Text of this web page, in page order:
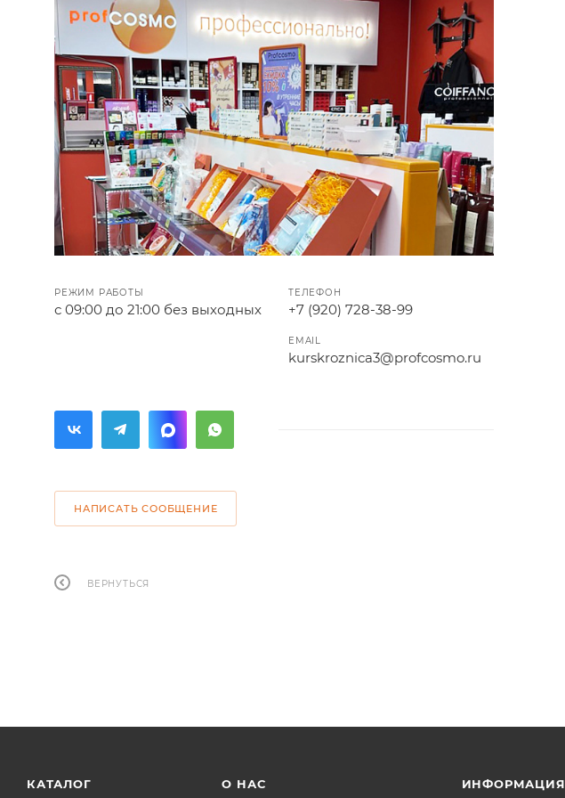
РЕЖИМ РАБОТЫ
с 09:00 до 21:00 без выходных
ТЕЛЕФОН
+7 (920) 728-38-99
EMAIL
kurskroznica3@profcosmo.ru
НАПИСАТЬ СООБЩЕНИЕ
ВЕРНУТЬСЯ
КАТАЛОГ О НАС ИНФОРМАЦИЯ